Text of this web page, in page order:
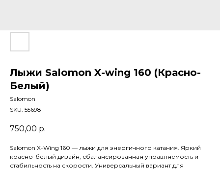
Лыжи Salomon X-wing 160 (Красно-
Белый)
Salomon
SKU: 55698
750,00 р.
Salomon X-Wing 160 — лыжи для энергичного катания. Яркий
красно-белый дизайн, сбалансированная управляемость и
стабильность на скорости. Универсальный вариант для